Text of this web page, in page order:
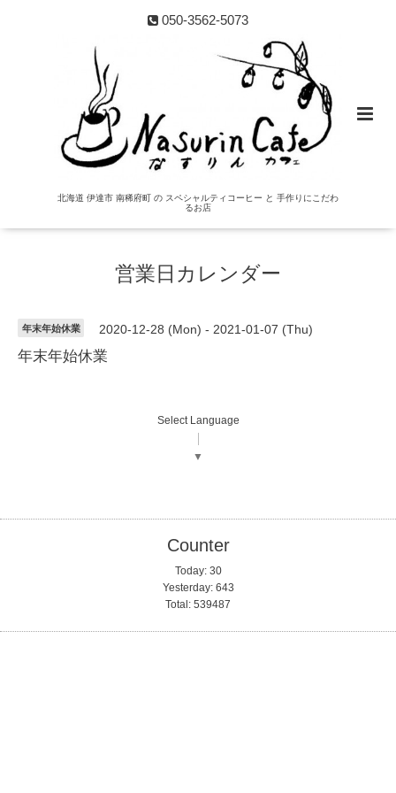
050-3562-5073
北海道 伊達市 南稀府町 の スペシャルティコーヒー と 手作りにこだわ
るお店
営業日カレンダー
年末年始休業 2020-12-28 (Mon) - 2021-01-07 (Thu)
年末年始休業
Select Language
▼
Counter
Today: 30
Yesterday: 643
Total: 539487